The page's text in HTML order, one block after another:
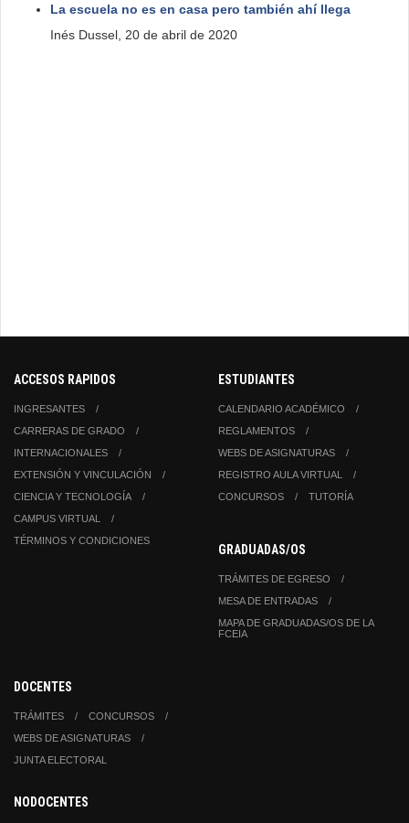
La escuela no es en casa pero también ahí llega
Inés Dussel, 20 de abril de 2020
ACCESOS RAPIDOS
INGRESANTES
CARRERAS DE GRADO
INTERNACIONALES
EXTENSIÓN Y VINCULACIÓN
CIENCIA Y TECNOLOGÍA
CAMPUS VIRTUAL
TÉRMINOS Y CONDICIONES
ESTUDIANTES
CALENDARIO ACADÉMICO
REGLAMENTOS
WEBS DE ASIGNATURAS
REGISTRO AULA VIRTUAL
CONCURSOS
TUTORÍA
GRADUADAS/OS
TRÁMITES DE EGRESO
MESA DE ENTRADAS
MAPA DE GRADUADAS/OS DE LA
FCEIA
DOCENTES
TRÁMITES
CONCURSOS
WEBS DE ASIGNATURAS
JUNTA ELECTORAL
NODOCENTES